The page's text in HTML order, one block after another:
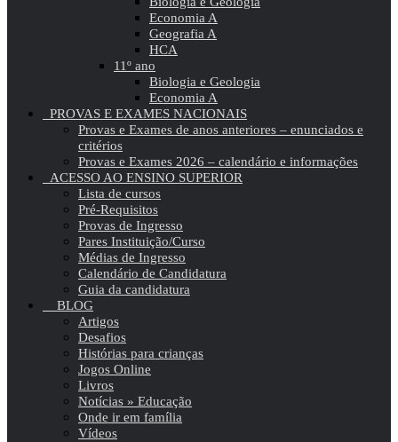
Economia A
Geografia A
HCA
11º ano
Biologia e Geologia
Economia A
PROVAS E EXAMES NACIONAIS
Provas e Exames de anos anteriores – enunciados e
critérios
Provas e Exames 2026 – calendário e informações
ACESSO AO ENSINO SUPERIOR
Lista de cursos
Pré-Requisitos
Provas de Ingresso
Pares Instituição/Curso
Médias de Ingresso
Calendário de Candidatura
Guia da candidatura
BLOG
Artigos
Desafios
Histórias para crianças
Jogos Online
Livros
Notícias » Educação
Onde ir em família
Vídeos